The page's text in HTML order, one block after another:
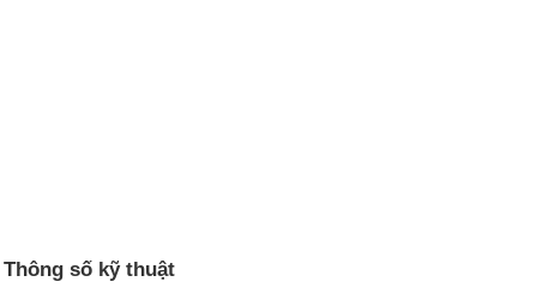
Thông số kỹ thuật